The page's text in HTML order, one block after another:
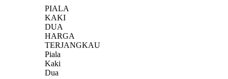
PIALA
KAKI
DUA
HARGA
TERJANGKAU
Piala
Kaki
Dua